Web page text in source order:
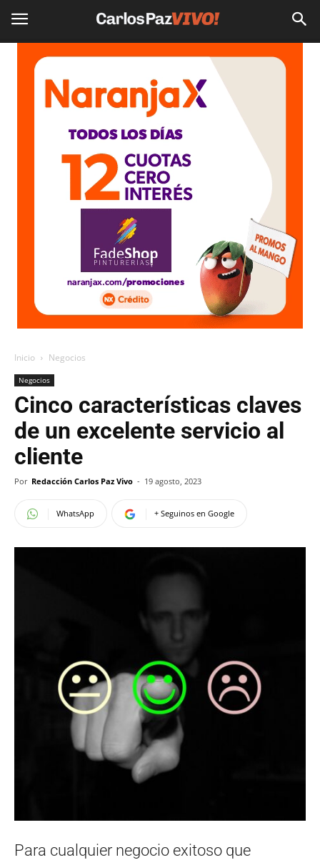
Inicio Negocios
Negocios
Cinco características claves
de un excelente servicio al
cliente
Por Redacción Carlos Paz Vivo - 19 agosto, 2023
WhatsApp + Seguinos en Google
Para cualquier negocio exitoso que